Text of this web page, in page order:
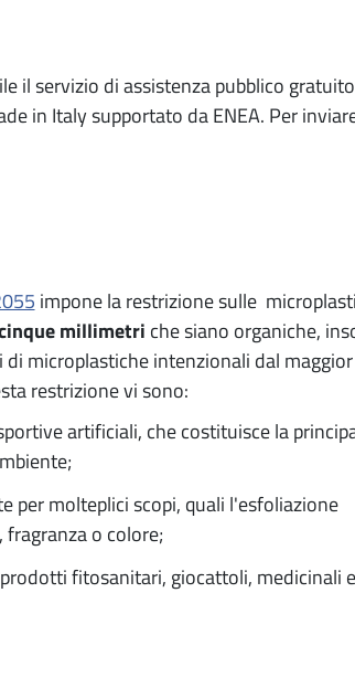
il servizio di assistenza pubblico
in Italy supportato da ENEA. Per
impone la restrizione sulle
millimetri che siano organiche,
microplastiche intenzionali dal
restrizione vi sono:
artificiali, che costituisce la
per molteplici scopi, quali l'esfoliazione
o colore;
fitosanitari, giocattoli, medicinali e